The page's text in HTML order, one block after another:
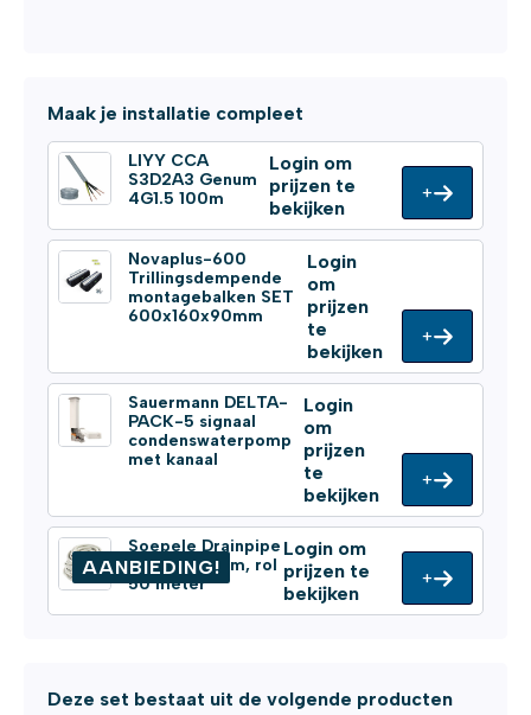
Maak je installatie compleet
LIYY CCA
S3D2A3 Genum
4G1.5 100m
Login om
prijzen te
bekijken
+
Novaplus-600
Trillingsdempende
montagebalken SET
600x160x90mm
Login
om
prijzen
te
bekijken
+
Sauermann DELTA-
PACK-5 signaal
condenswaterpomp
met kanaal
Login
om
prijzen
te
bekijken
+
AANBIEDING!
Soepele Drainpipe
Ø 16/18/20mm, rol
50 meter
Login om
prijzen te
bekijken
+
Deze set bestaat uit de volgende producten